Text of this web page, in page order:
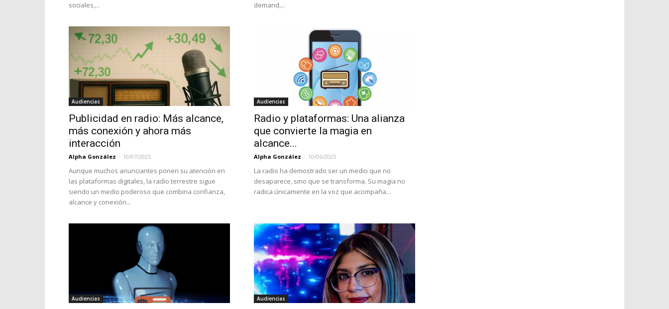
sociales,...
demand,...
Audiencias
Publicidad en radio: Más alcance,
más conexión y ahora más
interacción
Alpha González - 10/07/2025
Aunque muchos anunciantes ponen su atención en
las plataformas digitales, la radio terrestre sigue
siendo un medio poderoso que combina confianza,
alcance y conexión...
Audiencias
Radio y plataformas: Una alianza
que convierte la magia en
alcance...
Alpha González - 10/06/2025
La radio ha demostrado ser un medio que no
desaparece, sino que se transforma. Su magia no
radica únicamente en la voz que acompaña...
Audiencias Audiencias